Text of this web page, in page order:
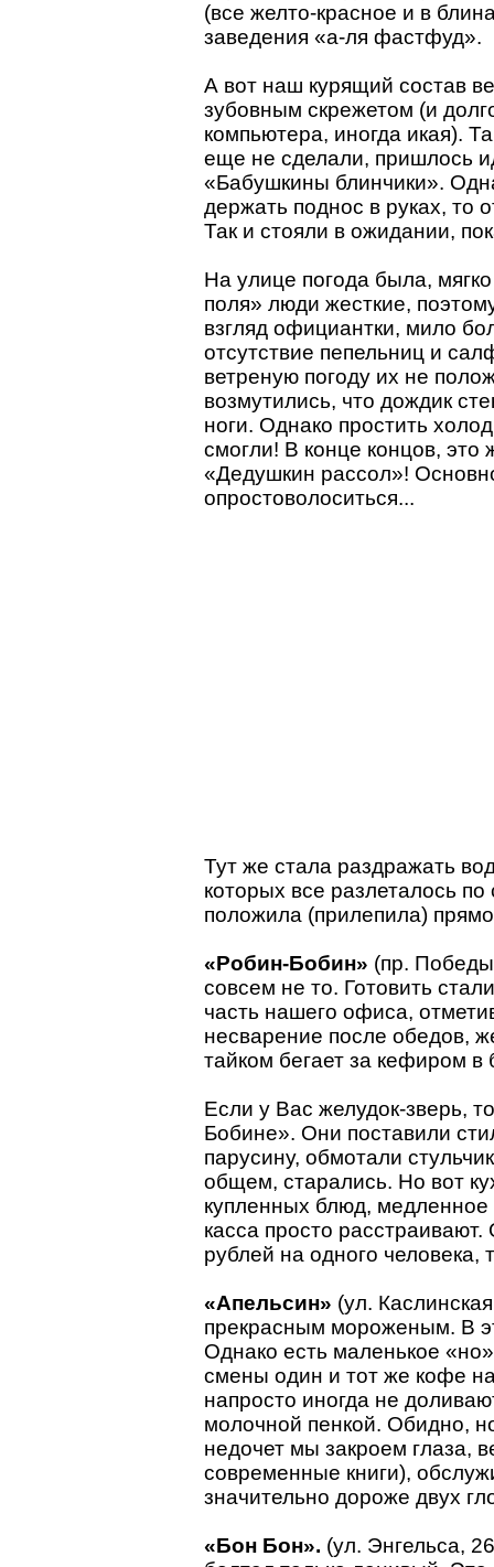
(все желто-красное и в
заведения «а-ля фастфуд».
А вот наш курящий состав
зубовным скрежетом (и
компьютера, иногда икая).
еще не сделали, пришлось
«Бабушкины блинчики».
держать поднос в руках, то
Так и стояли в ожидании,
На улице погода была,
поля» люди жесткие,
взгляд официантки, мило
отсутствие пепельниц и
ветреную погоду их не
возмутились, что дождик
ноги. Однако простить
смогли! В конце концов,
«Дедушкин рассол»!
опростоволоситься...
Тут же стала раздражать
которых все разлеталось
положила (прилепила)
«Робин-Бобин» (пр.
совсем не то. Готовить
часть нашего офиса,
несварение после обедов,
тайком бегает за кефиром
Если у Вас желудок-зверь,
Бобине». Они поставили
парусину, обмотали
общем, старались. Но вот
купленных блюд,
касса просто
рублей на одного человека,
«Апельсин» (ул.
прекрасным мороженым. В
Однако есть маленькое
смены один и тот же кофе
напросто иногда не
молочной пенкой. Обидно,
недочет мы закроем глаза,
современные книги),
значительно дороже двух
«Бон Бон». (ул. Энгельса,